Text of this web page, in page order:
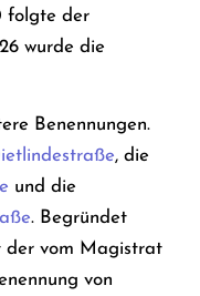
folgte der
wurde die
Benennungen.
, die
und die
. Begründet
der vom Magistrat
von